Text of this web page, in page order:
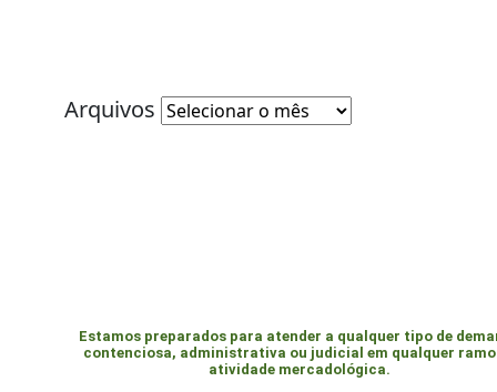
Arquivos
Estamos preparados para atender a qualquer tipo de
contenciosa, administrativa ou judicial em qualquer ramo
atividade mercadológica.